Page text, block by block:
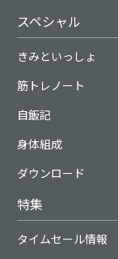
スペシャル
きみといっしょ
筋トレノート
自飯記
身体組成
ダウンロード
特集
タイムセール情報